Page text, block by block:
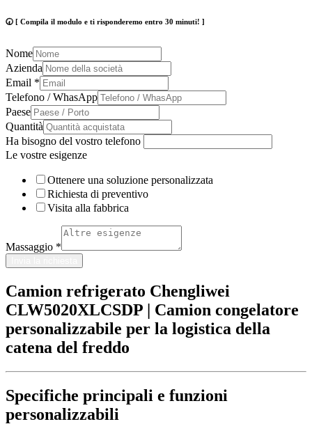
🕢 [ Compila il modulo e ti risponderemo entro 30 minuti! ]
Nome
Azienda
Email *
Telefono / WhasApp
Paese
Quantità
Ha bisogno del vostro telefono
Le vostre esigenze
Ottenere una soluzione personalizzata
Richiesta di preventivo
Visita alla fabbrica
Massaggio *
Camion refrigerato Chengliwei
CLW5020XLCSDP | Camion congelatore
personalizzabile per la logistica della
catena del freddo
Specifiche principali e funzioni
personalizzabili